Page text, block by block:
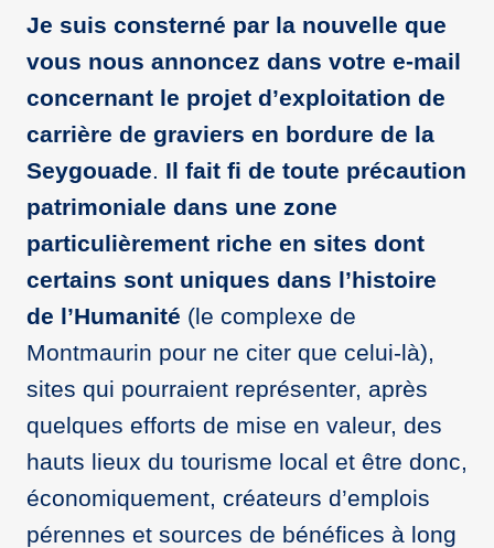
Je suis consterné par la nouvelle que
vous nous annoncez dans votre e-mail
concernant le projet d’exploitation de
carrière de graviers en bordure de la
Seygouade. Il fait fi de toute précaution
patrimoniale dans une zone
particulièrement riche en sites dont
certains sont uniques dans l’histoire
de l’Humanité (le complexe de
Montmaurin pour ne citer que celui-là),
sites qui pourraient représenter, après
quelques efforts de mise en valeur, des
hauts lieux du tourisme local et être donc,
économiquement, créateurs d’emplois
pérennes et sources de bénéfices à long